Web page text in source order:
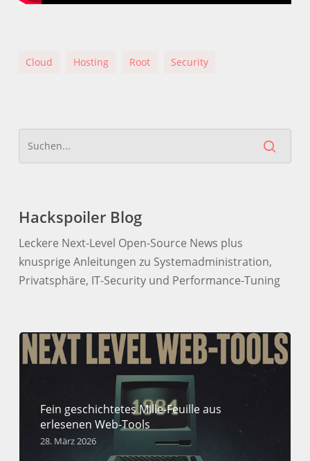
Cloud Hosting Root Security
Hackspoiler Blog
Leckere Next-Level Open-Source News plus
knusprige Anleitungen zu Systemadministration,
Privatsphäre, IT-Security und Performance-Tuning
Fein geschichtetes Mille-Feuille aus
erlesenen Web-Tools
28. März 2026